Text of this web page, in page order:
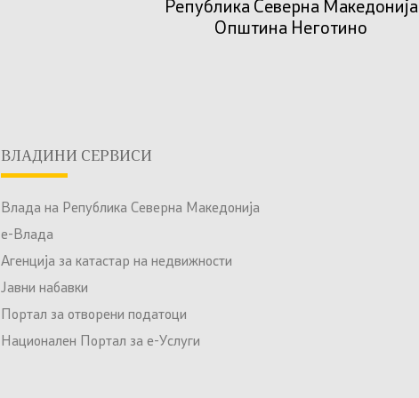
Република Северна Македонија
Општина Неготино
ВЛАДИНИ СЕРВИСИ
Влада на Република Северна Македонија
е-Влада
Агенција за катастар на недвижности
Јавни набавки
Портал за отворени податоци
Национален Портал за е-Услуги